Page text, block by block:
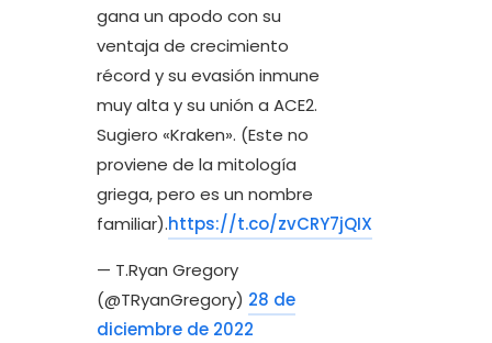
gana un apodo con su
ventaja de crecimiento
récord y su evasión inmune
muy alta y su unión a ACE2.
Sugiero «Kraken». (Este no
proviene de la mitología
griega, pero es un nombre
familiar).https://t.co/zvCRY7jQIX
— T.Ryan Gregory
(@TRyanGregory) 28 de
diciembre de 2022